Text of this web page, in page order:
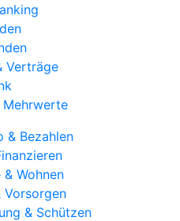
Verträge
Mehrwerte
& Bezahlen
Wohnen
Vorsorgen
& Schützen